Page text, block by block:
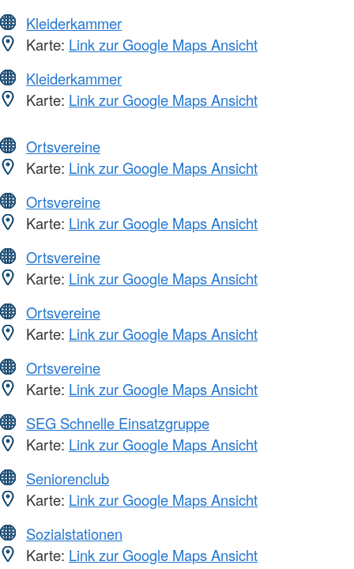
Kleiderkammer
Karte: Link zur Google Maps Ansicht
Kleiderkammer
Karte: Link zur Google Maps Ansicht
Ortsvereine
Karte: Link zur Google Maps Ansicht
Ortsvereine
Karte: Link zur Google Maps Ansicht
Ortsvereine
Karte: Link zur Google Maps Ansicht
Ortsvereine
Karte: Link zur Google Maps Ansicht
Ortsvereine
Karte: Link zur Google Maps Ansicht
SEG Schnelle Einsatzgruppe
Karte: Link zur Google Maps Ansicht
Seniorenclub
Karte: Link zur Google Maps Ansicht
Sozialstationen
Karte: Link zur Google Maps Ansicht